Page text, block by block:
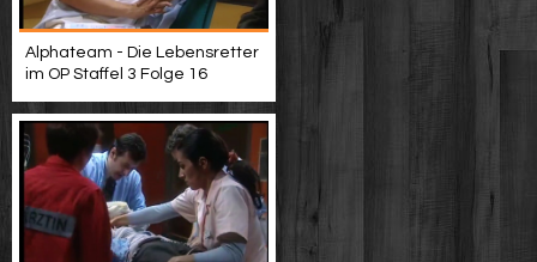
Alphateam - Die Lebensretter
im OP Staffel 3 Folge 16